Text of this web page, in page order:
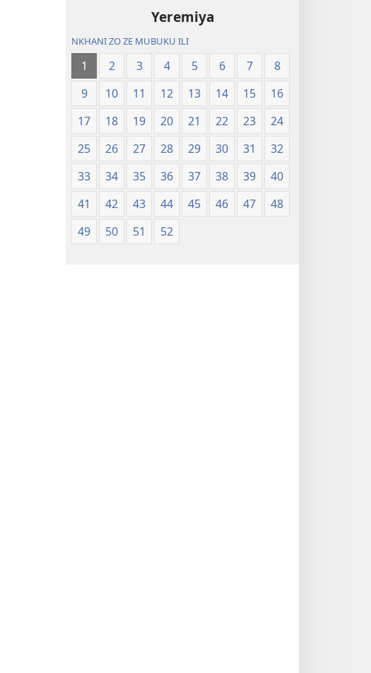
Yeremiya
NKHANI ZO ZE MUBUKU ILI
1 2 3 4 5 6 7
8
9
10 11 12 13 14 15
16
17
18 19 20 21 22 23
24
25
26 27 28 29 30 31
32
33
34 35 36 37 38 39
40
41
42 43 44 45 46 47
48
49
50 51 52